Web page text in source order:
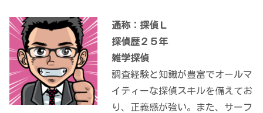
通称：探偵Ｌ
探偵歴２５年
雑学探偵
調査経験と知識が豊富でオールマ
イティーな探偵スキルを備えてお
り、正義感が強い。また、サーフ